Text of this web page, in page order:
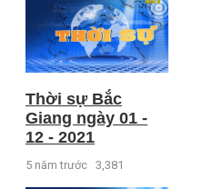
Thời sự Bắc
Giang ngày 01 -
12 - 2021
5 năm trước 3,381